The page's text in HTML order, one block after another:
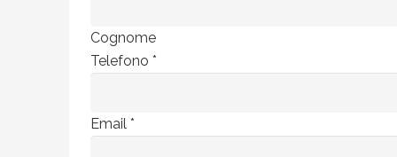
Cognome
Telefono *
Email *